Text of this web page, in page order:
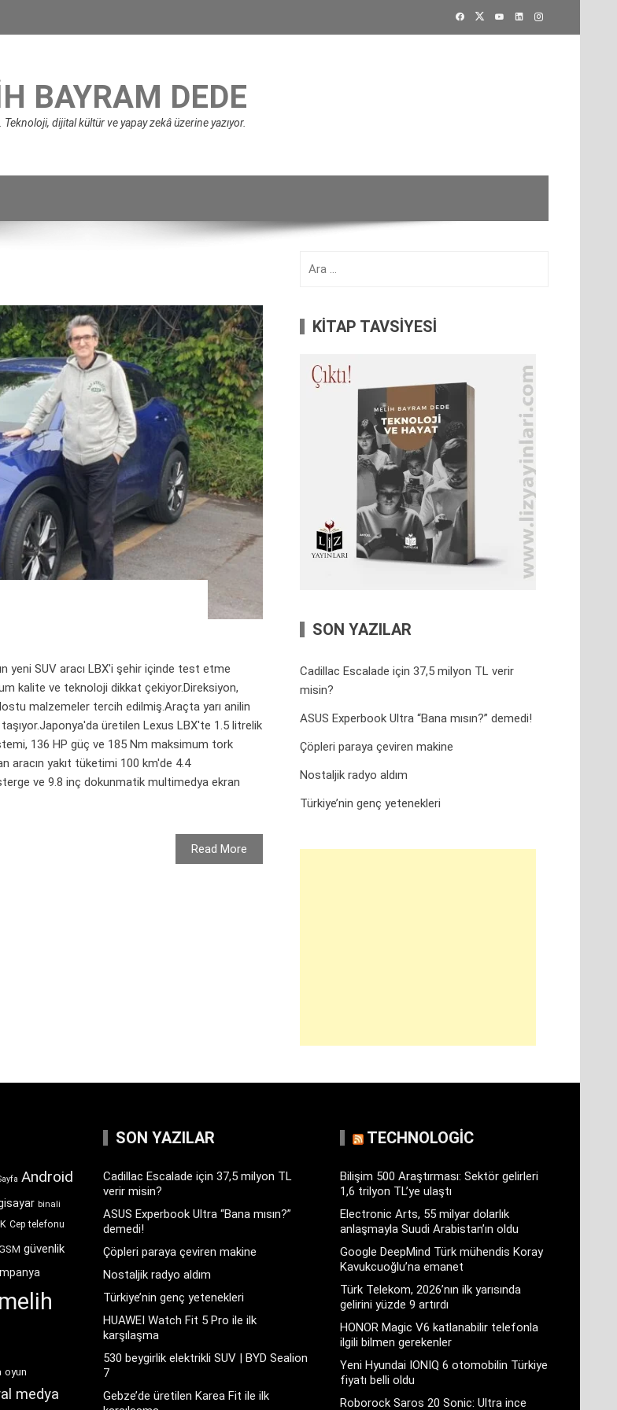
BAYRAM DEDE
Teknoloji, dijital kültür ve yapay zekâ üzerine yazıyor.
yeni SUV aracı LBX'i şehir içinde test etme
kalite ve teknoloji dikkat çekiyor.Direksiyon,
malzemeler tercih edilmiş.Araçta yarı anilin
üretilen Lexus LBX'te 1.5 litrelik
136 HP güç ve 185 Nm maksimum tork
aracın yakıt tüketimi 100 km'de 4.4
ve 9.8 inç dokunmatik multimedya ekran
Read More
KİTAP TAVSİYESİ
SON YAZILAR
Cadillac Escalade için 37,5 milyon TL verir
misin?
ASUS Experbook Ultra “Bana mısın?” demedi!
Çöpleri paraya çeviren makine
Nostaljik radyo aldım
Türkiye’nin genç yetenekleri
Android
binali
Cep telefonu
güvenlik
melih
oyun
medya
SON YAZILAR
Cadillac Escalade için 37,5 milyon TL
verir misin?
ASUS Experbook Ultra “Bana mısın?”
demedi!
Çöpleri paraya çeviren makine
Nostaljik radyo aldım
Türkiye’nin genç yetenekleri
HUAWEI Watch Fit 5 Pro ile ilk
karşılaşma
530 beygirlik elektrikli SUV | BYD Sealion
7
Gebze’de üretilen Karea Fit ile ilk
TECHNOLOGIC
Bilişim 500 Araştırması: Sektör gelirleri
1,6 trilyon TL’ye ulaştı
Electronic Arts, 55 milyar dolarlık
anlaşmayla Suudi Arabistan’ın oldu
Google DeepMind Türk mühendis Koray
Kavukcuoğlu’na emanet
Türk Telekom, 2026’nın ilk yarısında
gelirini yüzde 9 artırdı
HONOR Magic V6 katlanabilir telefonla
ilgili bilmen gerekenler
Yeni Hyundai IONIQ 6 otomobilin Türkiye
fiyatı belli oldu
Roborock Saros 20 Sonic: Ultra ince